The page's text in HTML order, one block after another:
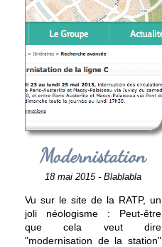
Modernistation
18 mai 2015 - Blablabla
Vu sur le site de la RATP, un
joli néologisme : Peut-être
que cela veut dire
"modernisation de la station"